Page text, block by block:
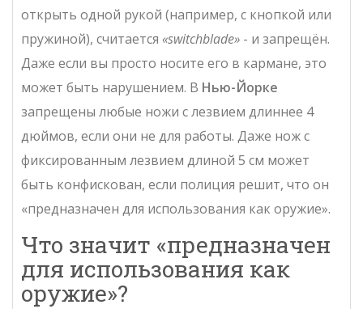
открыть одной рукой (например, с кнопкой или
пружиной), считается «switchblade» - и запрещён.
Даже если вы просто носите его в кармане, это
может быть нарушением. В Нью-Йорке
запрещены любые ножи с лезвием длиннее 4
дюймов, если они не для работы. Даже нож с
фиксированным лезвием длиной 5 см может
быть конфискован, если полиция решит, что он
«предназначен для использования как оружие».
Что значит «предназначен
для использования как
оружие»?